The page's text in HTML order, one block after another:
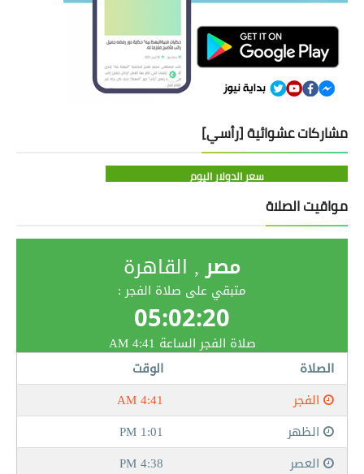
مشاركات عشوائية [رأسي]
سعر الدولار اليوم
مواقيت الصلاة